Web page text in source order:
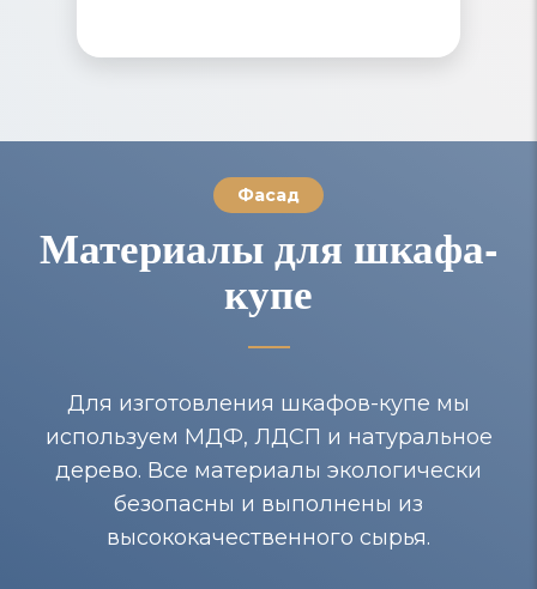
Фасад
Материалы для шкафа-
купе
Для изготовления шкафов-купе мы
используем МДФ, ЛДСП и натуральное
дерево. Все материалы экологически
безопасны и выполнены из
высококачественного сырья.